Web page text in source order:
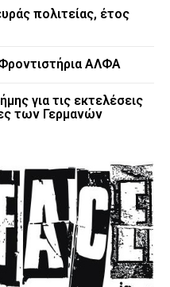
πολιτείας, έτος
ΑΛΦΑ
για τις εκτελέσεις
των Γερμανών